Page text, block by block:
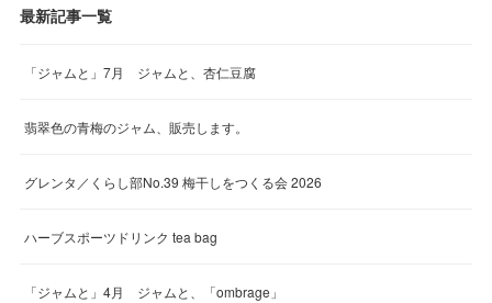
最新記事一覧
「ジャムと」7月 ジャムと、杏仁豆腐
翡翠色の青梅のジャム、販売します。
グレンタ／くらし部No.39 梅干しをつくる会 2026
ハーブスポーツドリンク tea bag
「ジャムと」4月 ジャムと、「ombrage」